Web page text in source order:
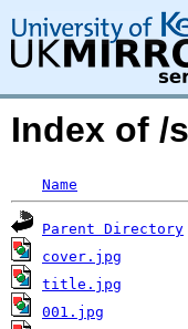
Index of /
Name
Parent Directory
cover.jpg
title.jpg
001.jpg